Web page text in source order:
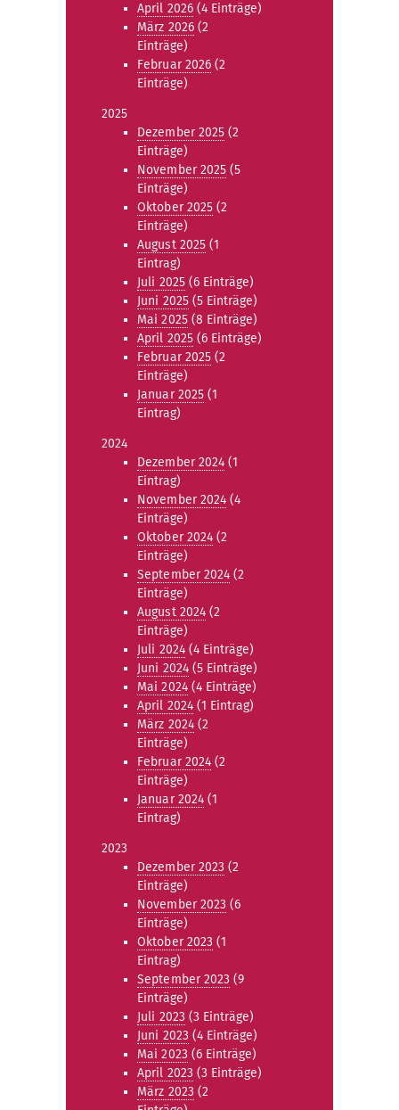
April 2026 (4 Einträge)
März 2026(2
Einträge)
Februar 2026 (2
Einträge)
2025
Dezember 2025 (2
Einträge)
November 2025 (5
Einträge)
Oktober 2025 (2
Einträge)
August 2025 (1
Eintrag)
Juli 2025(6 Einträge)
Juni 2025(5 Einträge)
Mai 2025(8 Einträge)
April 2025 (6 Einträge)
Februar 2025 (2
Einträge)
Januar 2025 (1
Eintrag)
2024
Dezember 2024 (1
Eintrag)
November 2024 (4
Einträge)
Oktober 2024 (2
Einträge)
September 2024 (2
Einträge)
August 2024 (2
Einträge)
Juli 2024(4 Einträge)
Juni 2024(5 Einträge)
Mai 2024(4 Einträge)
April 2024 (1 Eintrag)
März 2024(2
Einträge)
Februar 2024 (2
Einträge)
Januar 2024 (1
Eintrag)
2023
Dezember 2023 (2
Einträge)
November 2023 (6
Einträge)
Oktober 2023 (1
Eintrag)
September 2023 (9
Einträge)
Juli 2023 (3 Einträge)
Juni 2023 (4 Einträge)
Mai 2023 (6 Einträge)
April 2023 (3 Einträge)
März 2023 (2